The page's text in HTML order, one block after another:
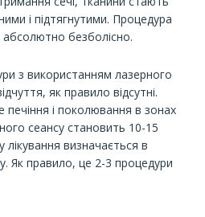
і підтягнутими. Процедура
безболісно.
з використанням лазерного
як правило відсутні.
печіння і поколювання в зонах
сеансу становить 10-15
лікування визначається в
Як правило, це 2-3 процедури